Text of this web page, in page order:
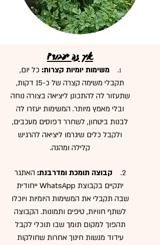
איך זה יעבוד?
1
.משימות יומיות קצרות: כל יום,
תקבלי משימה קצרה של כ-15 דקות,
שתעזור לה להתכונן ליציאה בצורה נוחה
ובלי מאמץ מיותר. המשימות יעזרו לה
לבנות ביטחון, לשחרר דפוסים מעכבים,
ולקבל כלים שיגרמו ליציאה להרגיש
קלילה ומהנה.
2. קבוצה תומכת ומדרבנת: האתגר
יתקיים בקבוצת WhatsApp ייחודית
שבה תקבלי את המשימות היומיות ויוכלו
לשתף חוויות, טיפים ותמונות. הקבוצה
תהפוך למקום תומך שבו תוכלי לקבל
עידוד מנשות חינוך אחרות שחולקות